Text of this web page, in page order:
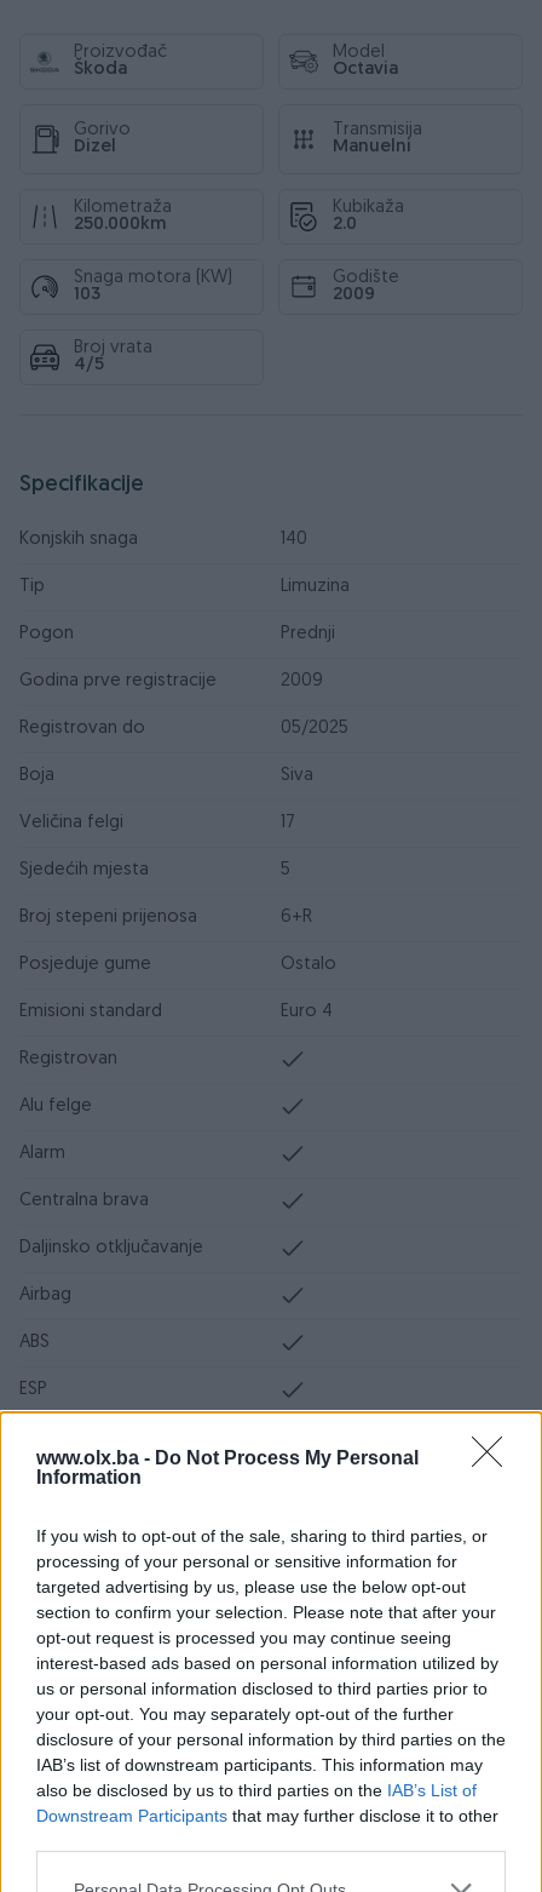
www.olx.ba - Do Not Process My Personal
Information
If you wish to opt-out of the sale, sharing to third parties, or
processing of your personal or sensitive information for
targeted advertising by us, please use the below opt-out
section to confirm your selection. Please note that after your
opt-out request is processed you may continue seeing
interest-based ads based on personal information utilized by
us or personal information disclosed to third parties prior to
your opt-out. You may separately opt-out of the further
disclosure of your personal information by third parties on the
IAB’s list of downstream participants. This information may
also be disclosed by us to third parties on the IAB’s List of
Downstream Participants that may further disclose it to other
Proizvođač
Škoda
Model
Octavia
Gorivo
Dizel
Transmisija
Manuelni
Kilometraža
250.000km
Kubikaža
2.0
Snaga motora (KW)
103
Godište
2009
Broj vrata
4/5
Specifikacije
Konjskih snaga 140
Tip Limuzina
Pogon Prednji
Godina prve registracije 2009
Registrovan do 05/2025
Boja Siva
Veličina felgi 17
Sjedećih mjesta 5
Broj stepeni prijenosa 6+R
Posjeduje gume Ostalo
Emisioni standard Euro 4
Registrovan
Alu felge
Alarm
Centralna brava
Daljinsko otključavanje
Airbag
ABS
ESP
Turbo
Datum objave 18.05.2024
Oprema
Klimatizacija Dvozonska
Muzika/ozvučenje DVD MP3 plus LCD display
Parking senzori Nazad
Parking kamera Nema
Platno